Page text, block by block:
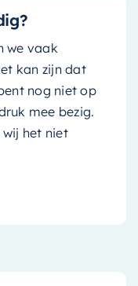
we vaak
kan zijn dat
nog niet op
mee bezig.
het niet